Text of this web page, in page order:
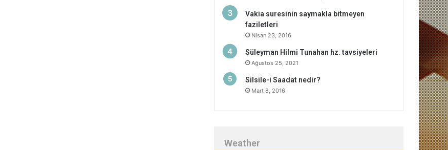
Vakia suresinin saymakla bitmeyen
faziletleri
Nisan 23, 2016
Süleyman Hilmi Tunahan hz. tavsiyeleri
Ağustos 25, 2021
Silsile-i Saadat nedir?
Mart 8, 2016
Weather